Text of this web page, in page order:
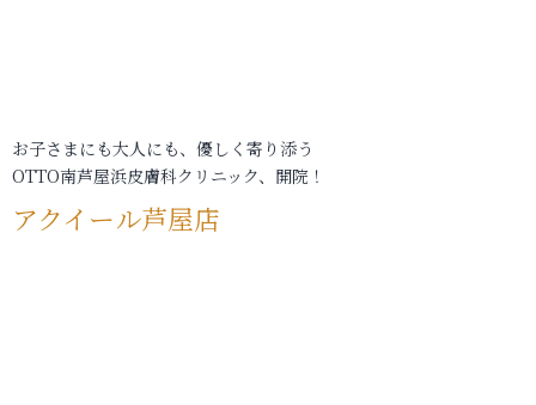
お子さまにも大人にも、優しく寄り添う
OTTO南芦屋浜皮膚科クリニック、開院！
アクイール芦屋店